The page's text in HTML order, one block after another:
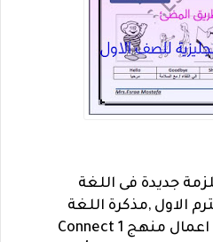
جديدة فى اللغة
الاول ,مذكرة اللغة
الانجليزية الجديدة , أحدث اعمال منهج Connect 1